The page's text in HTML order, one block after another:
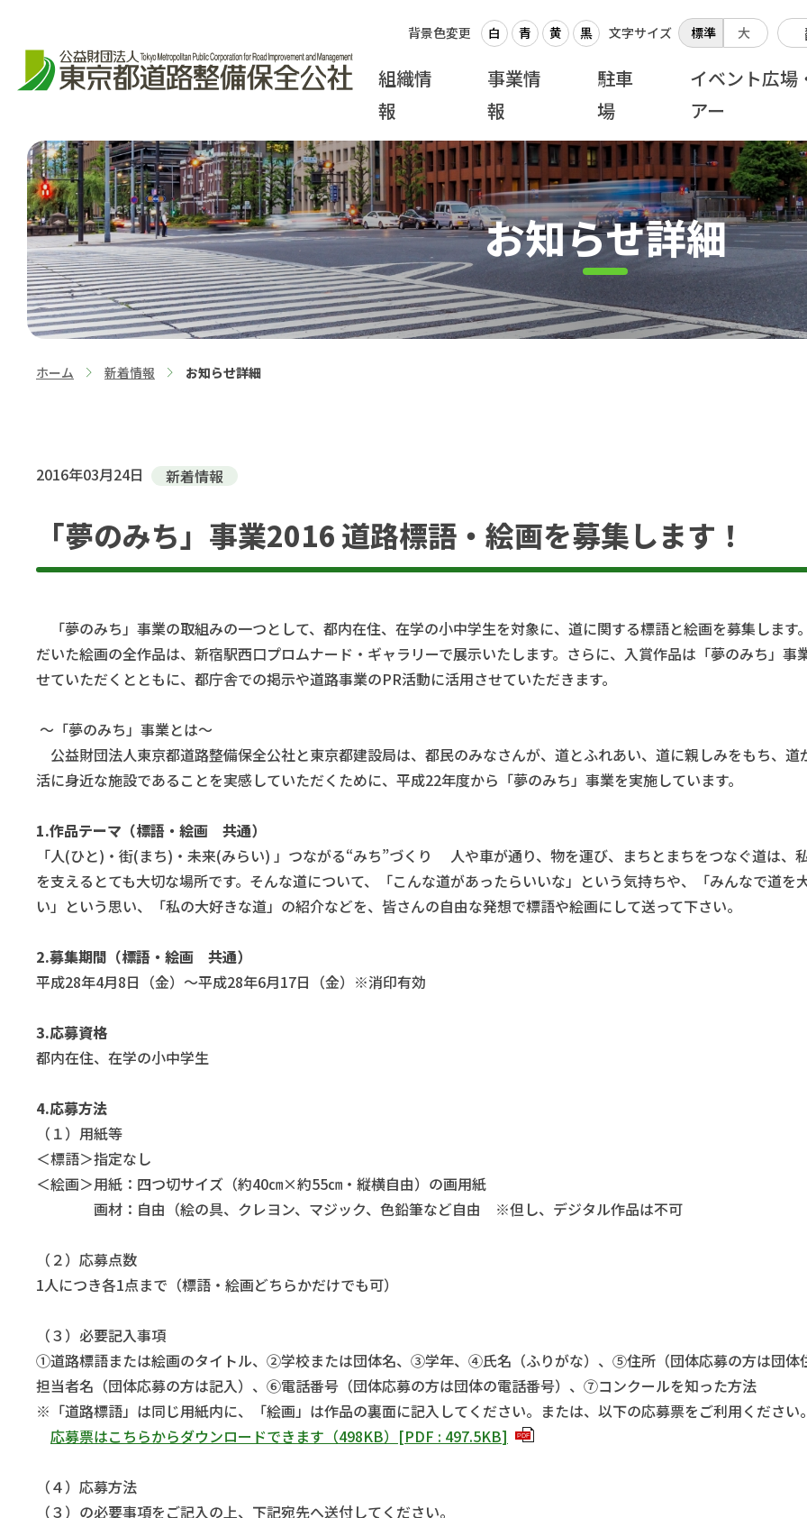
背景色変更 白 青 黄 黒 文字サイズ 標準 大
組織情
報
事業情
報
駐車
場
イベント広場
アー
お知らせ詳細
ホーム
新着情報
お知らせ詳細
2016年03月24日 新着情報
「夢のみち」事業2016 道路標語・絵画を募集します！
「夢のみち」事業の取組みの一つとして、都内在住、在学の小中学生を対象に、道に関する標語と絵画を募集します
だいた絵画の全作品は、新宿駅西口プロムナード・ギャラリーで展示いたします。さらに、入賞作品は「夢のみち」事
せていただくとともに、都庁舎での掲示や道路事業のPR活動に活用させていただきます。
～「夢のみち」事業とは～
公益財団法人東京都道路整備保全公社と東京都建設局は、都民のみなさんが、道とふれあい、道に親しみをもち、道
活に身近な施設であることを実感していただくために、平成22年度から「夢のみち」事業を実施しています。
1.作品テーマ（標語・絵画 共通）
「人(ひと)・街(まち)・未来(みらい) 」つながる“みち”づくり 人や車が通り、物を運び、まちとまちをつなぐ道は、
を支えるとても大切な場所です。そんな道について、「こんな道があったらいいな」という気持ちや、「みんなで道を
い」という思い、「私の大好きな道」の紹介などを、皆さんの自由な発想で標語や絵画にして送って下さい。
2.募集期間（標語・絵画 共通）
平成28年4月8日（金）～平成28年6月17日（金）※消印有効
3.応募資格
都内在住、在学の小中学生
4.応募方法
（１）用紙等
＜標語＞指定なし
＜絵画＞用紙：四つ切サイズ（約40㎝×約55㎝・縦横自由）の画用紙
画材：自由（絵の具、クレヨン、マジック、色鉛筆など自由 ※但し、デジタル作品は不可
（２）応募点数
1人につき各1点まで（標語・絵画どちらかだけでも可）
（３）必要記入事項
①道路標語または絵画のタイトル、②学校または団体名、③学年、④氏名（ふりがな）、⑤住所（団体応募の方は団
担当者名（団体応募の方は記入）、⑥電話番号（団体応募の方は団体の電話番号）、⑦コンクールを知った方法
※「道路標語」は同じ用紙内に、「絵画」は作品の裏面に記入してください。または、以下の応募票をご利用ください。
応募票はこちらからダウンロードできます（498KB） [PDF : 497.5KB] PDF
（４）応募方法
（３）の必要事項をご記入の上、下記宛先へ送付してください。